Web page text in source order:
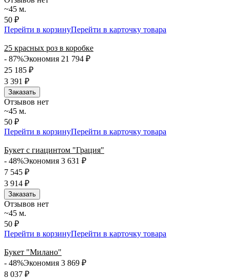
~45 м.
50 ₽
Перейти в корзинуПерейти в карточку товара
25 красных роз в коробке
- 87%Экономия 21 794 ₽
25 185 ₽
3 391 ₽
Заказать
Отзывов нет
~45 м.
50 ₽
Перейти в корзинуПерейти в карточку товара
Букет с гиацинтом "Грация"
- 48%Экономия 3 631 ₽
7 545 ₽
3 914 ₽
Заказать
Отзывов нет
~45 м.
50 ₽
Перейти в корзинуПерейти в карточку товара
Букет "Милано"
- 48%Экономия 3 869 ₽
8 037 ₽